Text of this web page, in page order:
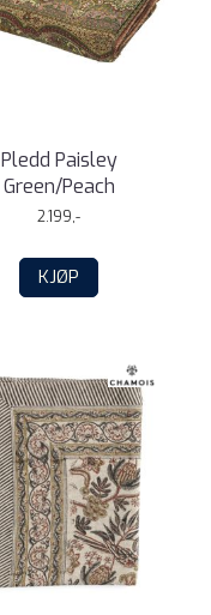
Pledd Paisley
Green/Peach
2.199,-
KJØP